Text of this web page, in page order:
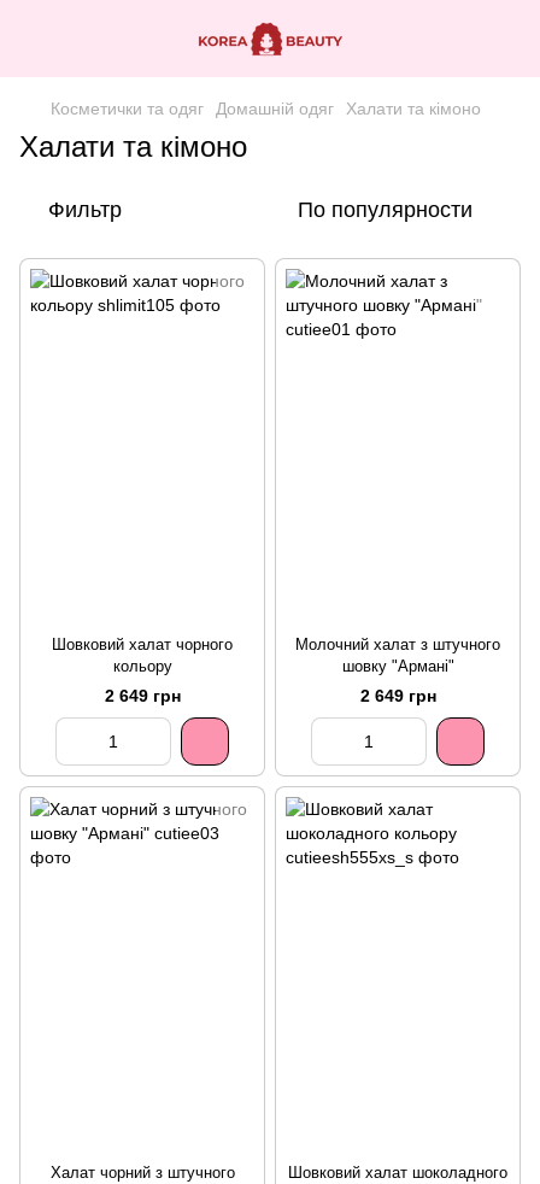
Косметички та одяг Домашній одяг Халати та кімоно
Халати та кімоно
Фильтр По популярности
Шовковий халат чорного
кольору
2 649 грн
Молочний халат з штучного
шовку "Армані"
2 649 грн
Халат чорний з штучного
Шовковий халат шоколадного